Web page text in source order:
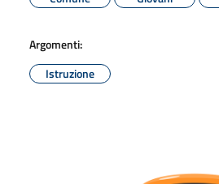
Argomenti:
Istruzione